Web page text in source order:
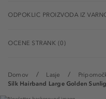
Domov Lasje
Silk Hairband Large Golden
ODPOKLIC PROIZVODA IZ
OCENE STRANK (0)